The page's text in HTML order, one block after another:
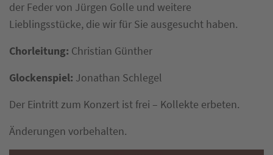
der Feder von Jürgen Golle und weitere
Lieblingsstücke, die wir für Sie ausgesucht haben.
Chorleitung: Christian Günther
Glockenspiel: Jonathan Schlegel
Der Eintritt zum Konzert ist frei – Kollekte erbeten.
Änderungen vorbehalten.